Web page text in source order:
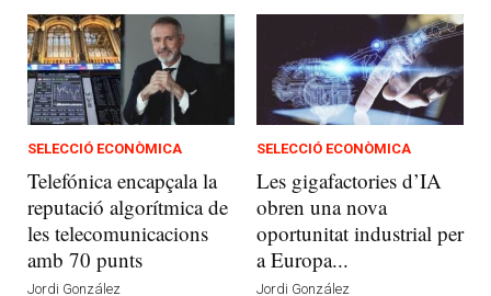
SELECCIÓ ECONÒMICA
Telefónica encapçala la
reputació algorítmica de
les telecomunicacions
amb 70 punts
Jordi González
SELECCIÓ ECONÒMICA
Les gigafactories d’IA
obren una nova
oportunitat industrial per
a Europa...
Jordi González